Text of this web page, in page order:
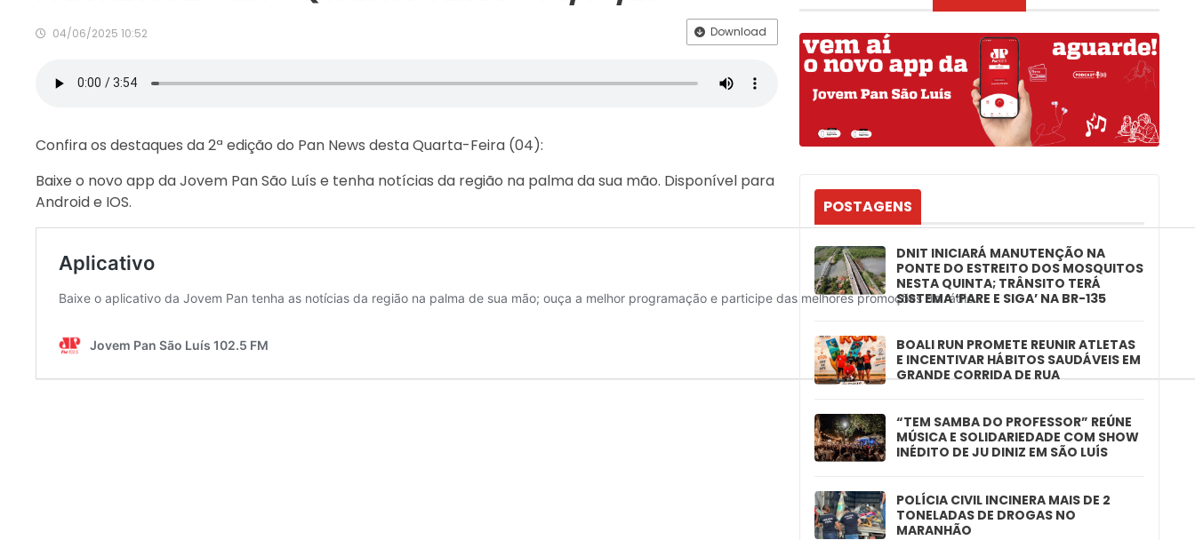
04/06/2025 10:52 Download
Confira os destaques da 2ª edição do Pan News desta Quarta-Feira (04):
Baixe o novo app da Jovem Pan São Luís e tenha notícias da região na palma da sua mão. Disponível para
Android e IOS.
POSTAGENS
DNIT INICIARÁ MANUTENÇÃO NA
PONTE DO ESTREITO DOS MOSQUITOS
NESTA QUINTA; TRÂNSITO TERÁ
SISTEMA ‘PARE E SIGA’ NA BR-135
BOALI RUN PROMETE REUNIR ATLETAS
E INCENTIVAR HÁBITOS SAUDÁVEIS EM
GRANDE CORRIDA DE RUA
“TEM SAMBA DO PROFESSOR” REÚNE
MÚSICA E SOLIDARIEDADE COM SHOW
INÉDITO DE JU DINIZ EM SÃO LUÍS
POLÍCIA CIVIL INCINERA MAIS DE 2
TONELADAS DE DROGAS NO
MARANHÃO